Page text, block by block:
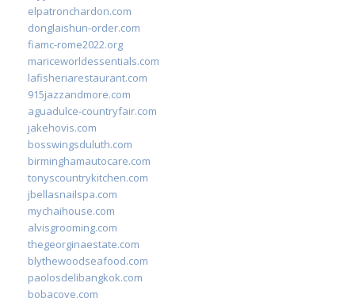
elpatronchardon.com
donglaishun-order.com
fiamc-rome2022.org
mariceworldessentials.com
lafisheriarestaurant.com
915jazzandmore.com
aguadulce-countryfair.com
jakehovis.com
bosswingsduluth.com
birminghamautocare.com
tonyscountrykitchen.com
jbellasnailspa.com
mychaihouse.com
alvisgrooming.com
thegeorginaestate.com
blythewoodseafood.com
paolosdelibangkok.com
bobacove.com